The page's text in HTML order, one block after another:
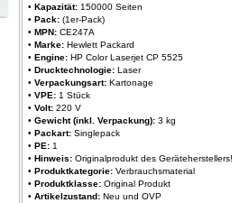
• Kapazität: 150000 Seiten
• Pack: (1er-Pack)
• MPN: CE247A
• Marke: Hewlett Packard
• Engine: HP Color Laserjet CP 5525
• Drucktechnologie: Laser
• Verpackungsart: Kartonage
• VPE: 1 Stück
• Volt: 220 V
• Gewicht (inkl. Verpackung): 3 kg
• Packart: Singlepack
• PE: 1
• Hinweis: Originalprodukt des Geräteherstellers!
• Produktkategorie: Verbrauchsmaterial
• Produktklasse: Original Produkt
• Artikelzustand: Neu und OVP